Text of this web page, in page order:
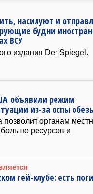
насилуют и
будни
ВСУ
издания Der Spiegel.
объявили режим
из-за оспы
органам
ресурсов и
гей-клубе: есть